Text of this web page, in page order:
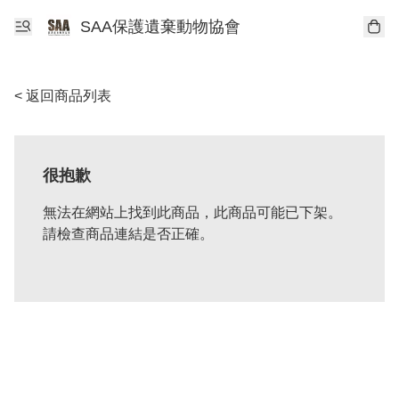
SAA保護遺棄動物協會
< 返回商品列表
很抱歉
無法在網站上找到此商品，此商品可能已下架。
請檢查商品連結是否正確。